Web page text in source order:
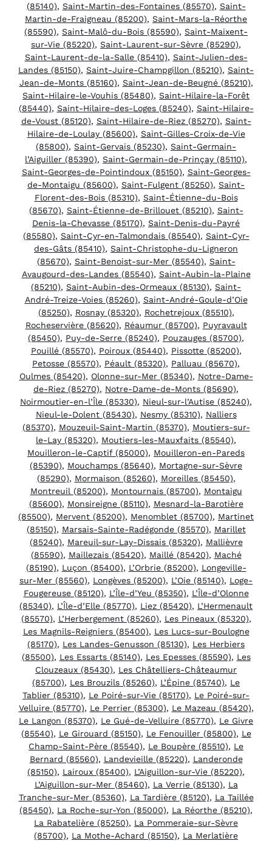
(85140), Saint-Martin-des-Fontaines (85570), Saint-
Martin-de-Fraigneau (85200), Saint-Mars-la-Réorthe
(85590), Saint-Malô-du-Bois (85590), Saint-Maixent-
sur-Vie (85220), Saint-Laurent-sur-Sèvre (85290),
Saint-Laurent-de-la-Salle (85410), Saint-Julien-des-
Landes (85150), Saint-Juire-Champgillon (85210), Saint-
Jean-de-Monts (85160), Saint-Jean-de-Beugné (85210),
Saint-Hilaire-le-Vouhis (85480), Saint-Hilaire-la-Forêt
(85440), Saint-Hilaire-des-Loges (85240), Saint-Hilaire-
de-Voust (85120), Saint-Hilaire-de-Riez (85270), Saint-
Hilaire-de-Loulay (85600), Saint-Gilles-Croix-de-Vie
(85800), Saint-Gervais (85230), Saint-Germain-
l’Aiguiller (85390), Saint-Germain-de-Prinçay (85110),
Saint-Georges-de-Pointindoux (85150), Saint-Georges-
de-Montaigu (85600), Saint-Fulgent (85250), Saint-
Florent-des-Bois (85310), Saint-Étienne-du-Bois
(85670), Saint-Étienne-de-Brillouet (85210), Saint-
Denis-la-Chevasse (85170), Saint-Denis-du-Payré
(85580), Saint-Cyr-en-Talmondais (85540), Saint-Cyr-
des-Gâts (85410), Saint-Christophe-du-Ligneron
(85670), Saint-Benoist-sur-Mer (85540), Saint-
Avaugourd-des-Landes (85540), Saint-Aubin-la-Plaine
(85210), Saint-Aubin-des-Ormeaux (85130), Saint-
André-Treize-Voies (85260), Saint-André-Goule-d’Oie
(85250), Rosnay (85320), Rochetrejoux (85510),
Rocheservière (85620), Réaumur (85700), Puyravault
(85450), Puy-de-Serre (85240), Pouzauges (85700),
Pouillé (85570), Poiroux (85440), Pissotte (85200),
Petosse (85570), Péault (85320), Palluau (85670),
Oulmes (85420), Olonne-sur-Mer (85340), Notre-Dame-
de-Riez (85270), Notre-Dame-de-Monts (85690),
Noirmoutier-en-l’Île (85330), Nieul-sur-l’Autise (85240),
Nieul-le-Dolent (85430), Nesmy (85310), Nalliers
(85370), Mouzeuil-Saint-Martin (85370), Moutiers-sur-
le-Lay (85320), Moutiers-les-Mauxfaits (85540),
Mouilleron-le-Captif (85000), Mouilleron-en-Pareds
(85390), Mouchamps (85640), Mortagne-sur-Sèvre
(85290), Mormaison (85260), Moreilles (85450),
Montreuil (85200), Montournais (85700), Montaigu
(85600), Monsireigne (85110), Mesnard-la-Barotière
(85500), Mervent (85200), Menomblet (85700), Martinet
(85150), Marsais-Sainte-Radégonde (85570), Marillet
(85240), Mareuil-sur-Lay-Dissais (85320), Mallièvre
(85590), Maillezais (85420), Maillé (85420), Maché
(85190), Luçon (85400), L’Orbrie (85200), Longeville-
sur-Mer (85560), Longèves (85200), L’Oie (85140), Loge-
Fougereuse (85120), L’Île-d’Yeu (85350), L’Île-d’Olonne
(85340), L’Île-d’Elle (85770), Liez (85420), L’Hermenault
(85570), L’Herbergement (85260), Les Pineaux (85320),
Les Magnils-Reigniers (85400), Les Lucs-sur-Boulogne
(85170), Les Landes-Genusson (85130), Les Herbiers
(85500), Les Essarts (85140), Les Epesses (85590), Les
Clouzeaux (85430), Les Châtelliers-Châteaumur
(85700), Les Brouzils (85260), L’Épine (85740), Le
Tablier (85310), Le Poiré-sur-Vie (85170), Le Poiré-sur-
Velluire (85770), Le Perrier (85300), Le Mazeau (85420),
Le Langon (85370), Le Gué-de-Velluire (85770), Le Givre
(85540), Le Girouard (85150), Le Fenouiller (85800), Le
Champ-Saint-Père (85540), Le Boupère (85510), Le
Bernard (85560), Landevieille (85220), Landeronde
(85150), Lairoux (85400), L’Aiguillon-sur-Vie (85220),
L’Aiguillon-sur-Mer (85460), La Verrie (85130), La
Tranche-sur-Mer (85360), La Tardière (85120), La Taillée
(85450), La Roche-sur-Yon (85000), La Réorthe (85210),
La Rabatelière (85250), La Pommeraie-sur-Sèvre
(85700), La Mothe-Achard (85150), La Merlatière